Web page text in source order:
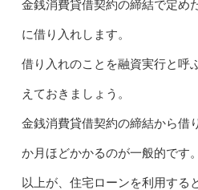
金銭消費貸借契約の締結で定め
に借り入れします。
借り入れのことを融資実行と呼
えておきましょう。
金銭消費貸借契約の締結から借
か月ほどかかるのが一般的です。
以上が、住宅ローンを利用する